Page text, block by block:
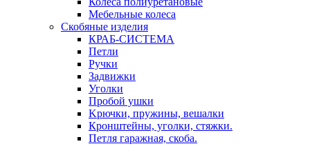
Мебельные колеса
Скобяные изделия
КРАБ-СИСТЕМА
Петли
Ручки
Задвижки
Уголки
Пробой ушки
Kрючки, пружины, вешалки
Кронштейны, уголки, стяжки.
Петля гаражная, скоба.